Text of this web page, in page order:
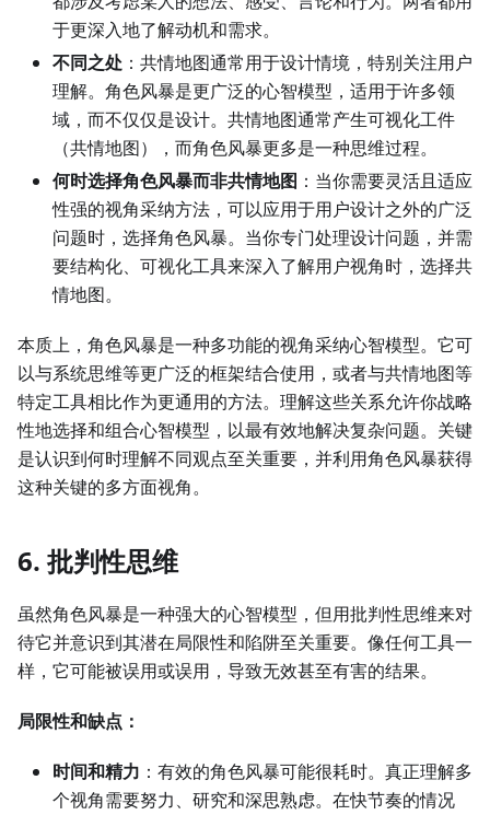
于更深入地了解动机和需求。
不同之处 ：共情地图通常用于设计情境，特别关注用户
理解。角色风暴是更广泛的心智模型，适用于许多领
域，而不仅仅是设计。共情地图通常产生可视化工件
（共情地图），而角色风暴更多是一种思维过程。
何时选择角色风暴而非共情地图 ：当你需要灵活且适应
性强的视角采纳方法，可以应用于用户设计之外的广泛
问题时，选择角色风暴。当你专门处理设计问题，并需
要结构化、可视化工具来深入了解用户视角时，选择共
情地图。
本质上，角色风暴是一种多功能的视角采纳心智模型。它可
以与系统思维等更广泛的框架结合使用，或者与共情地图等
特定工具相比作为更通用的方法。理解这些关系允许你战略
性地选择和组合心智模型，以最有效地解决复杂问题。关键
是认识到何时理解不同观点至关重要，并利用角色风暴获得
这种关键的多方面视角。
6. 批判性思维
虽然角色风暴是一种强大的心智模型，但用批判性思维来对
待它并意识到其潜在局限性和陷阱至关重要。像任何工具一
样，它可能被误用或误用，导致无效甚至有害的结果。
局限性和缺点：
时间和精力 ：有效的角色风暴可能很耗时。真正理解多
个视角需要努力、研究和深思熟虑。在快节奏的情况